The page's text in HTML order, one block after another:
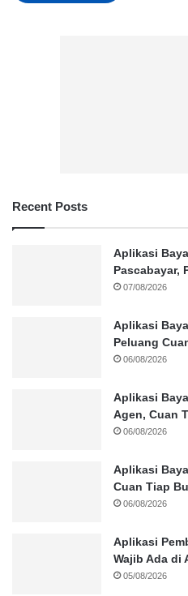
Recent Posts
Aplikasi
Pascabayar,
07/08/2026
Aplikasi
Peluang
06/08/2026
Aplikasi
Agen, Cuan
06/08/2026
Aplikasi
Cuan Tiap
06/08/2026
Aplikasi
Wajib Ada di
05/08/2026